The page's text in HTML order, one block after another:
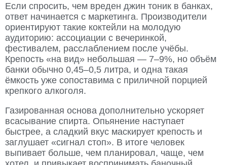
Если спросить, чем вреден джин тоник в банках,
ответ начинается с маркетинга. Производители
ориентируют такие коктейли на молодую
аудиторию: ассоциации с вечеринкой,
фестивалем, расслаблением после учёбы.
Крепость «на вид» небольшая — 7–9%, но объём
банки обычно 0,45–0,5 литра, и одна такая
ёмкость уже сопоставима с приличной порцией
крепкого алкоголя.
Газированная основа дополнительно ускоряет
всасывание спирта. Опьянение наступает
быстрее, а сладкий вкус маскирует крепость и
заглушает «сигнал стоп». В итоге человек
выпивает больше, чем планировал, чаще, чем